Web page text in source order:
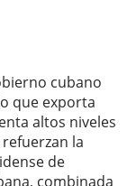
cubano
que exporta
altos niveles
la
de
combinada